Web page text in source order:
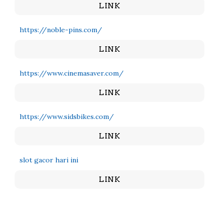
LINK
https://noble-pins.com/
LINK
https://www.cinemasaver.com/
LINK
https://www.sidsbikes.com/
LINK
slot gacor hari ini
LINK